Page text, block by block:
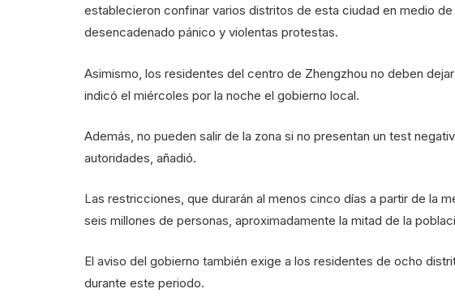
establecieron confinar varios distritos de esta ciudad en medio
desencadenado pánico y violentas protestas.
Asimismo, los residentes del centro de Zhengzhou no deben
indicó el miércoles por la noche el gobierno local.
Además, no pueden salir de la zona si no presentan un test
autoridades, añadió.
Las restricciones, que durarán al menos cinco días a partir de la
seis millones de personas, aproximadamente la mitad de la
El aviso del gobierno también exige a los residentes de ocho
durante este periodo.